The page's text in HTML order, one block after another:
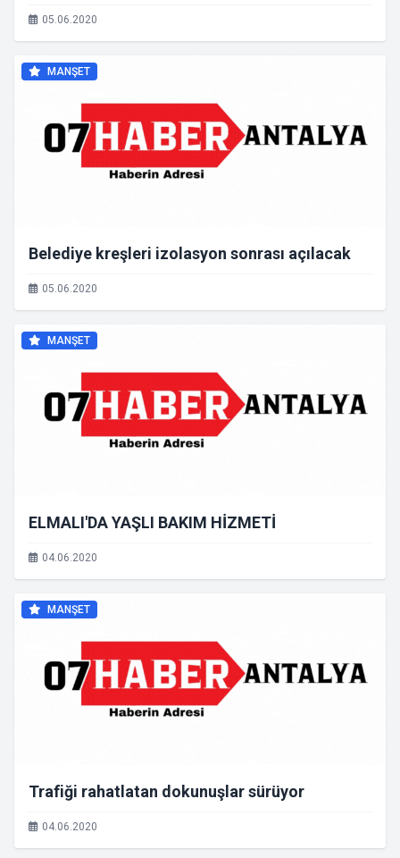
05.06.2020
MANŞET
Belediye kreşleri izolasyon sonrası açılacak
05.06.2020
MANŞET
ELMALI'DA YAŞLI BAKIM HİZMETİ
04.06.2020
MANŞET
Trafiği rahatlatan dokunuşlar sürüyor
04.06.2020